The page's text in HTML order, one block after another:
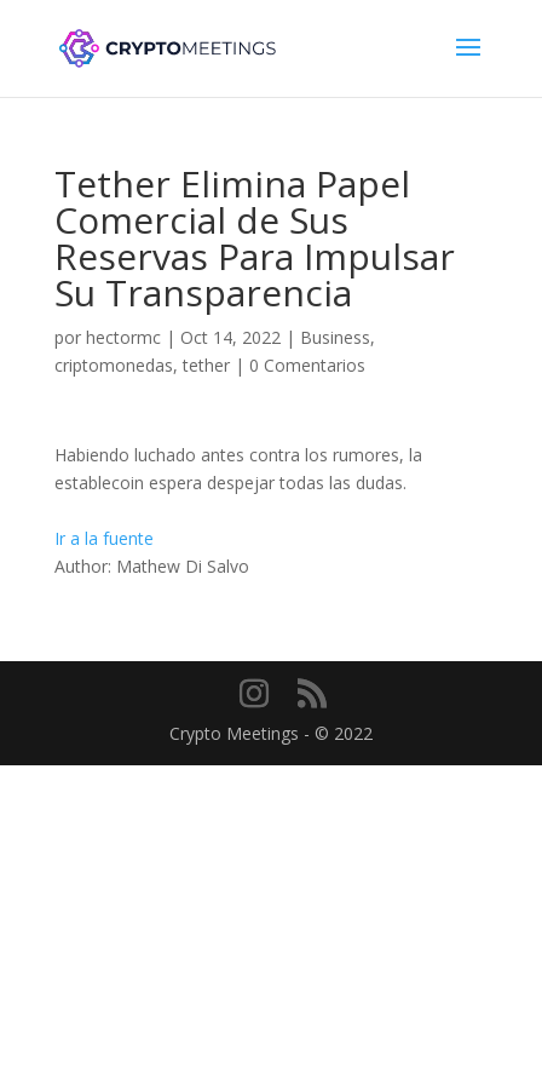
Tether Elimina Papel
Comercial de Sus
Reservas Para Impulsar
Su Transparencia
por hectormc| Oct 14, 2022| Business,
criptomonedas,tether| 0 Comentarios
Habiendo luchado antes contra los rumores, la
establecoin espera despejar todas las dudas.
Ir a la fuente
Author: Mathew Di Salvo
Crypto Meetings - © 2022